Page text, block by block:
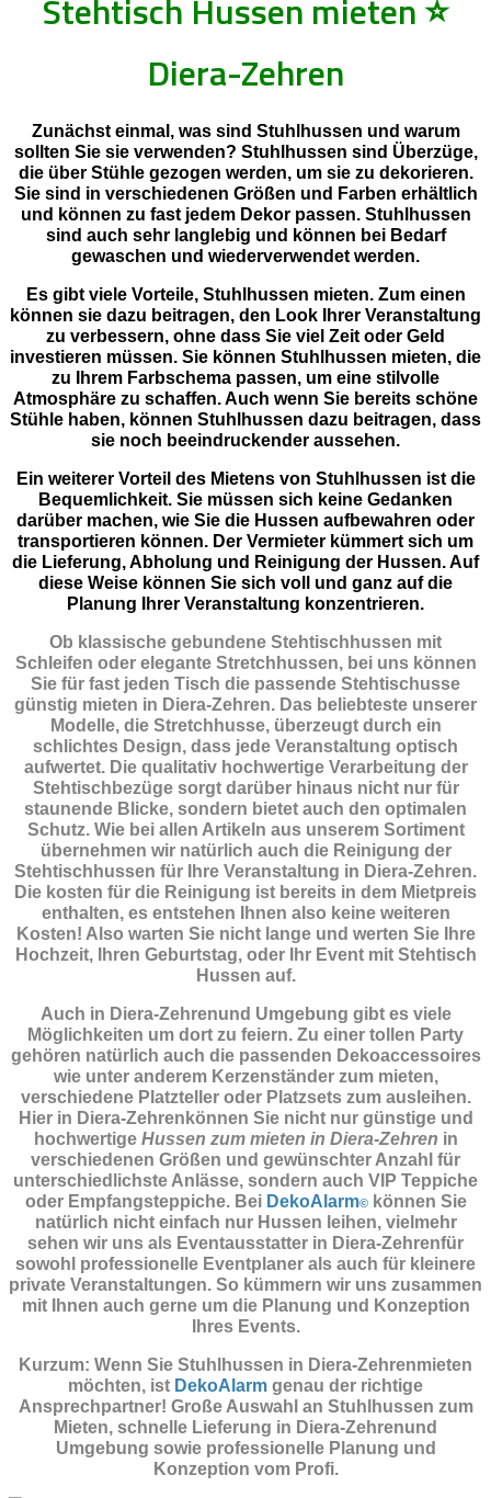
Stehtisch Hussen mieten⭐
Diera-Zehren
Zunächst einmal, was sind Stuhlhussen und warum
sollten Sie sie verwenden? Stuhlhussen sind Überzüge,
die über Stühle gezogen werden, um sie zu dekorieren.
Sie sind in verschiedenen Größen und Farben erhältlich
und können zu fast jedem Dekor passen. Stuhlhussen
sind auch sehr langlebig und können bei Bedarf
gewaschen und wiederverwendet werden.
Es gibt viele Vorteile, Stuhlhussen mieten. Zum einen
können sie dazu beitragen, den Look Ihrer Veranstaltung
zu verbessern, ohne dass Sie viel Zeit oder Geld
investieren müssen. Sie können Stuhlhussen mieten, die
zu Ihrem Farbschema passen, um eine stilvolle
Atmosphäre zu schaffen. Auch wenn Sie bereits schöne
Stühle haben, können Stuhlhussen dazu beitragen, dass
sie noch beeindruckender aussehen.
Ein weiterer Vorteil des Mietens von Stuhlhussen ist die
Bequemlichkeit. Sie müssen sich keine Gedanken
darüber machen, wie Sie die Hussen aufbewahren oder
transportieren können. Der Vermieter kümmert sich um
die Lieferung, Abholung und Reinigung der Hussen. Auf
diese Weise können Sie sich voll und ganz auf die
Planung Ihrer Veranstaltung konzentrieren.
Ob klassische gebundene Stehtischhussen mit
Schleifen oder elegante Stretchhussen, bei uns können
Sie für fast jeden Tisch die passende Stehtischusse
günstig mieten in Diera-Zehren. Das beliebteste unserer
Modelle, die Stretchhusse, überzeugt durch ein
schlichtes Design, dass jede Veranstaltung optisch
aufwertet. Die qualitativ hochwertige Verarbeitung der
Stehtischbezüge sorgt darüber hinaus nicht nur für
staunende Blicke, sondern bietet auch den optimalen
Schutz. Wie bei allen Artikeln aus unserem Sortiment
übernehmen wir natürlich auch die Reinigung der
Stehtischhussen für Ihre Veranstaltung in Diera-Zehren.
Die kosten für die Reinigung ist bereits in dem Mietpreis
enthalten, es entstehen Ihnen also keine weiteren
Kosten! Also warten Sie nicht lange und werten Sie Ihre
Hochzeit, Ihren Geburtstag, oder Ihr Event mit Stehtisch
Hussen auf.
Auch in Diera-Zehrenund Umgebung gibt es viele
Möglichkeiten um dort zu feiern. Zu einer tollen Party
gehören natürlich auch die passenden Dekoaccessoires
wie unter anderem Kerzenständer zum mieten,
verschiedene Platzteller oder Platzsets zum ausleihen.
Hier in Diera-Zehrenkönnen Sie nicht nur günstige und
hochwertige Hussen zum mieten in Diera-Zehren in
verschiedenen Größen und gewünschter Anzahl für
unterschiedlichste Anlässe, sondern auch VIP Teppiche
oder Empfangsteppiche. Bei DekoAlarm©
können Sie
natürlich nicht einfach nur Hussen leihen, vielmehr
sehen wir uns als Eventausstatter in Diera-Zehrenfür
sowohl professionelle Eventplaner als auch für kleinere
private Veranstaltungen. So kümmern wir uns zusammen
mit Ihnen auch gerne um die Planung und Konzeption
Ihres Events.
Kurzum: Wenn Sie Stuhlhussen in Diera-Zehrenmieten
möchten, ist DekoAlarm genau der richtige
Ansprechpartner! Große Auswahl an Stuhlhussen zum
Mieten, schnelle Lieferung in Diera-Zehrenund
Umgebung sowie professionelle Planung und
Konzeption vom Profi.